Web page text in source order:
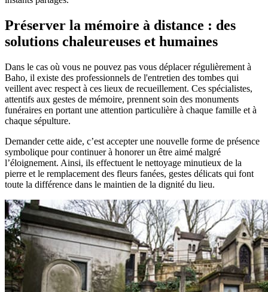
Préserver la mémoire à distance : des
solutions chaleureuses et humaines
Dans le cas où vous ne pouvez pas vous déplacer régulièrement à
Baho, il existe des professionnels de l'entretien des tombes qui
veillent avec respect à ces lieux de recueillement. Ces spécialistes,
attentifs aux gestes de mémoire, prennent soin des monuments
funéraires en portant une attention particulière à chaque famille et à
chaque sépulture.
Demander cette aide, c’est accepter une nouvelle forme de présence
symbolique pour continuer à honorer un être aimé malgré
l’éloignement. Ainsi, ils effectuent le nettoyage minutieux de la
pierre et le remplacement des fleurs fanées, gestes délicats qui font
toute la différence dans le maintien de la dignité du lieu.